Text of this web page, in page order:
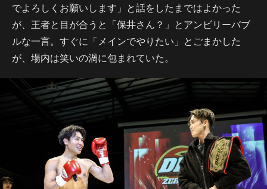
でよろしくお願いします」と話をしたまではよかった
が、王者と目が合うと「保井さん？」とアンビリーバブ
ルな一言。すぐに「メインでやりたい」とごまかした
が、場内は笑いの渦に包まれていた。